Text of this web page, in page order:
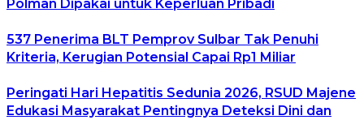
Polman Dipakai untuk Keperluan Pribadi
537 Penerima BLT Pemprov Sulbar Tak Penuhi
Kriteria, Kerugian Potensial Capai Rp1 Miliar
Peringati Hari Hepatitis Sedunia 2026, RSUD Majene
Edukasi Masyarakat Pentingnya Deteksi Dini dan